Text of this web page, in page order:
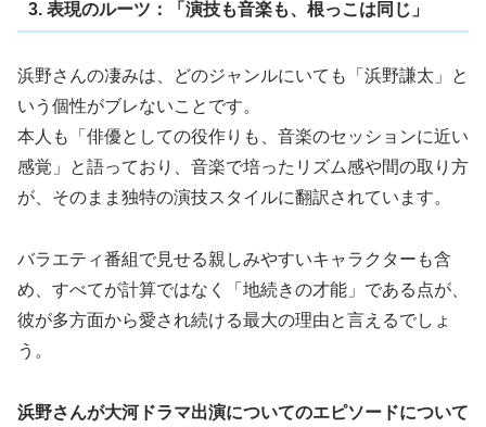
3. 表現のルーツ：「演技も音楽も、根っこは同じ」
浜野さんの凄みは、どのジャンルにいても「浜野謙太」と
いう個性がブレないことです。
本人も「俳優としての役作りも、音楽のセッションに近い
感覚」と語っており、音楽で培ったリズム感や間の取り方
が、そのまま独特の演技スタイルに翻訳されています。
バラエティ番組で見せる親しみやすいキャラクターも含
め、すべてが計算ではなく「地続きの才能」である点が、
彼が多方面から愛され続ける最大の理由と言えるでしょ
う。
浜野さんが大河ドラマ出演についてのエピソードについて